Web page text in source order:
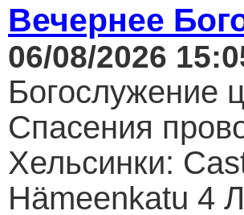
Вечернее
06/08/2026
Богослужение
Спасения
Хельсинки:
Hämeenkatu 4